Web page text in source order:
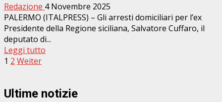
Redazione 4 Novembre 2025
PALERMO (ITALPRESS) – Gli arresti domiciliari per l’ex
Presidente della Regione siciliana, Salvatore Cuffaro, il
deputato di...
Leggi tutto
Paginazione
articoli
1 2 Weiter
Ultime notizie